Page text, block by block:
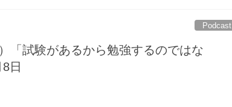
Podcast
「試験があるから勉強するのではな
日